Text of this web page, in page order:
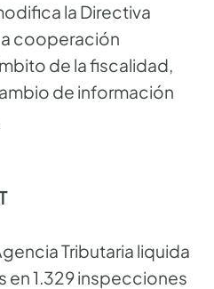
la Directiva
la cooperación
de la fiscalidad,
de información
Tributaria liquida
en 1.329 inspecciones